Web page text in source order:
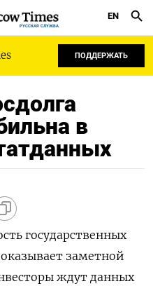
РУССКАЯ СЛУЖБА
EN
ПОДДЕРЖАТЬ
в
государственных
заметной
ждут данных